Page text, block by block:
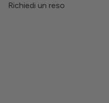
Richiedi un reso